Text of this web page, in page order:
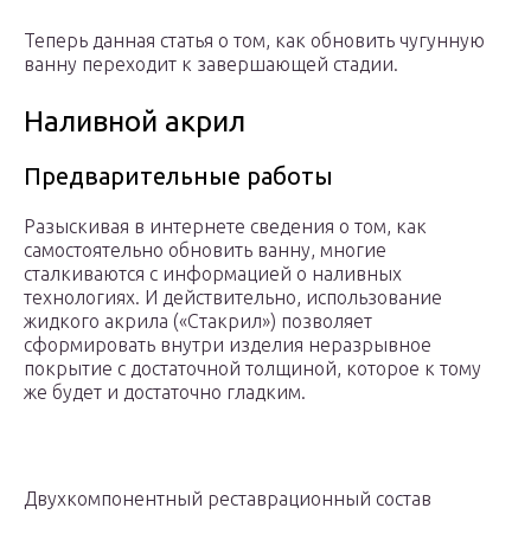
Теперь данная статья о том, как обновить чугунную
ванну переходит к завершающей стадии.
Наливной акрил
Предварительные работы
Разыскивая в интернете сведения о том, как
самостоятельно обновить ванну, многие
сталкиваются с информацией о наливных
технологиях. И действительно, использование
жидкого акрила («Стакрил») позволяет
сформировать внутри изделия неразрывное
покрытие с достаточной толщиной, которое к тому
же будет и достаточно гладким.
Двухкомпонентный реставрационный состав